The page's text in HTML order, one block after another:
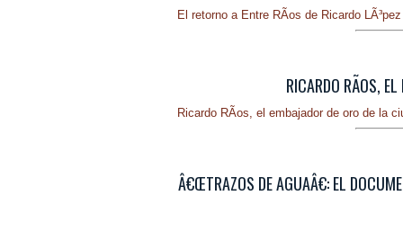
El retorno a Entre RÃ­os de Ricardo LÃ³pez
RICARDO RÃ­OS,
Ricardo RÃ­os, el embajador de oro de la
Â€ŒTRAZOS DE AGUAÂ€: EL